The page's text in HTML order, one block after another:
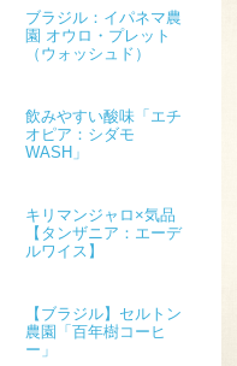
ブラジル：イパネマ農
園 オウロ・プレット
（ウォッシュド）
飲みやすい酸味「エチ
オピア：シダモ
WASH」
キリマンジャロ×気品
【タンザニア：エーデ
ルワイス】
【ブラジル】セルトン
農園「百年樹コーヒ
ー」